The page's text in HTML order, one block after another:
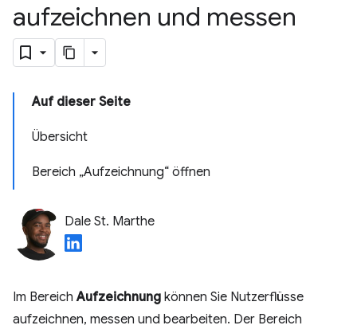
aufzeichnen und messen
Auf dieser Seite
Übersicht
Bereich „Aufzeichnung“ öffnen
Dale St. Marthe
Im BereichAufzeichnung können Sie Nutzerflüsse
aufzeichnen, messen und bearbeiten. Der Bereich